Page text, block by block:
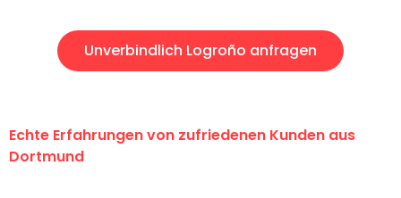
Unverbindlich Logroño anfragen
Echte Erfahrungen von zufriedenen Kunden aus
Dortmund